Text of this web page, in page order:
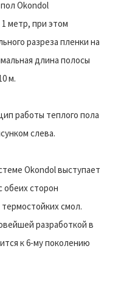
Okondol
метр, при этом
разреза пленки на
длина полосы
м.
работы теплого пола
слева.
Okondol выступает
обеих сторон
смол.
разработкой в
к 6-му поколению